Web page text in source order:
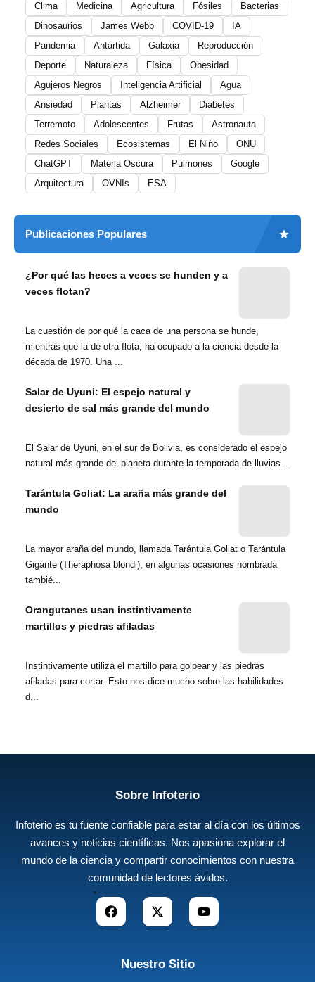
Clima
Medicina Agricultura Fósiles
Bacterias
Dinosaurios
James Webb COVID-19
IA
Pandemia
Antártida Galaxia
Reproducción
Deporte
Naturaleza Física
Obesidad
Agujeros Negros
Inteligencia Artificial
Agua
Ansiedad
Plantas Alzheimer
Diabetes
Terremoto
Adolescentes Frutas
Astronauta
Redes Sociales
Ecosistemas El Niño
ONU
ChatGPT
Materia Oscura Pulmones
Google
Arquitectura
OVNIs ESA
Publicaciones Populares
¿Por qué las heces a veces se hunden y a
veces flotan?
La cuestión de por qué la caca de una persona se hunde,
mientras que la de otra flota, ha ocupado a la ciencia desde la
década de 1970. Una ...
Salar de Uyuni: El espejo natural y
desierto de sal más grande del mundo
El Salar de Uyuni, en el sur de Bolivia, es considerado el espejo
natural más grande del planeta durante la temporada de lluvias...
Tarántula Goliat: La araña más grande del
mundo
La mayor araña del mundo, llamada Tarántula Goliat o Tarántula
Gigante (Theraphosa blondi), en algunas ocasiones nombrada
tambié...
Orangutanes usan instintivamente
martillos y piedras afiladas
Instintivamente utiliza el martillo para golpear y las piedras
afiladas para cortar. Esto nos dice mucho sobre las habilidades
d...
Sobre Infoterio
Infoterio es tu fuente confiable para estar al día con los últimos
avances y noticias científicas. Nos apasiona explorar el
mundo de la ciencia y compartir conocimientos con nuestra
comunidad de lectores ávidos.
Nuestro Sitio